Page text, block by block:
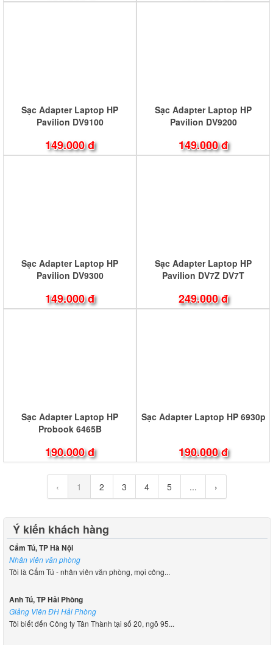
Sạc Adapter Laptop HP
Pavilion DV9100
149.000 đ
Sạc Adapter Laptop HP
Pavilion DV9200
149.000 đ
Sạc Adapter Laptop HP
Pavilion DV9300
149.000 đ
Sạc Adapter Laptop HP
Pavilion DV7Z DV7T
249.000 đ
Sạc Adapter Laptop HP
Probook 6465B
190.000 đ
Sạc Adapter Laptop HP 6930p
190.000 đ
‹ 1 2 3 4 5 ... ›
Ý kiến khách hàng
Cẩm Tú, TP Hà Nội
Nhân viên văn phòng
Tôi là Cẩm Tú - nhân viên văn phòng, mọi công...
Anh Tú, TP Hải Phòng
Giảng Viên ĐH Hải Phòng
Tôi biết đến Công ty Tân Thành tại số 20, ngõ 95...